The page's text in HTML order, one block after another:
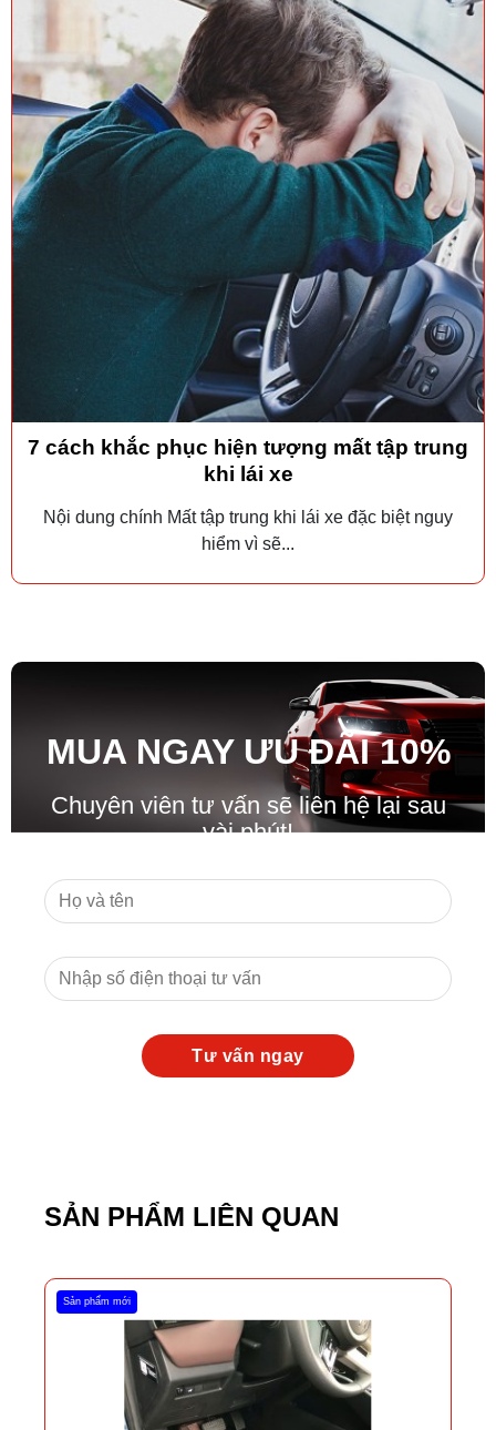
7 cách khắc phục hiện tượng mất tập trung
khi lái xe
Nội dung chính Mất tập trung khi lái xe đặc biệt nguy
hiểm vì sẽ...
MUA NGAY ƯU ĐÃI10%
Chuyên viên tư vấn sẽ liên hệ lại sau
vài phút!
SẢN PHẨM LIÊN QUAN
Sản phẩm mới